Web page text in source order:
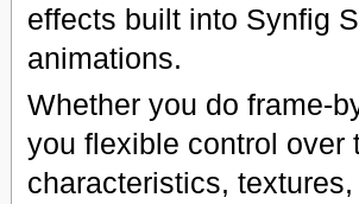
effects built into Synfig
animations.
Whether you do frame-
you flexible control over
characteristics,